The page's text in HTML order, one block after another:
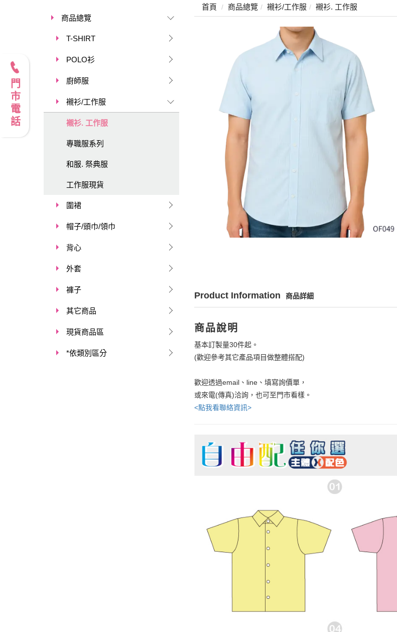
商品總覽
T-SHIRT
POLO衫
廚師服
襯衫/工作服
襯衫. 工作服
專職服系列
和服. 祭典服
工作服現貨
圍裙
帽子/頭巾/領巾
背心
外套
褲子
其它商品
現貨商品區
*依類別區分
首頁 商品總覽 襯衫/工作服 襯衫. 工作服
Product Information 商品詳細
商品說明
基本訂製量30件起。
(歡迎參考其它產品項目做整體搭配)
歡迎透過email、line、填寫詢價單，
或來電(傳真)洽詢，也可至門市看樣。
<點我看聯絡資訊>
門市電話